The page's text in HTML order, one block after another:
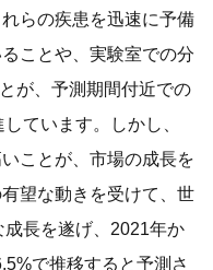
らの疾患を迅速に予備
ことや、実験室での分
が、予測期間付近での
ています。しかし、
ことが、市場の成長を
望な動きを受けて、世
長を遂げ、2021年か
で推移すると予測さ